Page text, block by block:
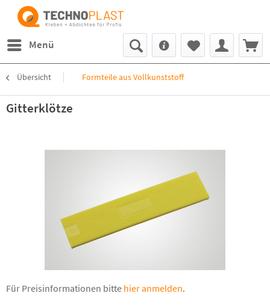
Menü
Übersicht Formteile aus Vollkunststoff
Gitterklötze
Für Preisinformationen bitte hier anmelden.